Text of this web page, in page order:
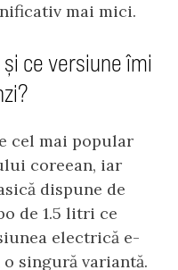
mai mici.
ce versiune îmi
cel mai popular
coreean, iar
dispune de
de 1.5 litri ce
electrică e-
singură variantă.